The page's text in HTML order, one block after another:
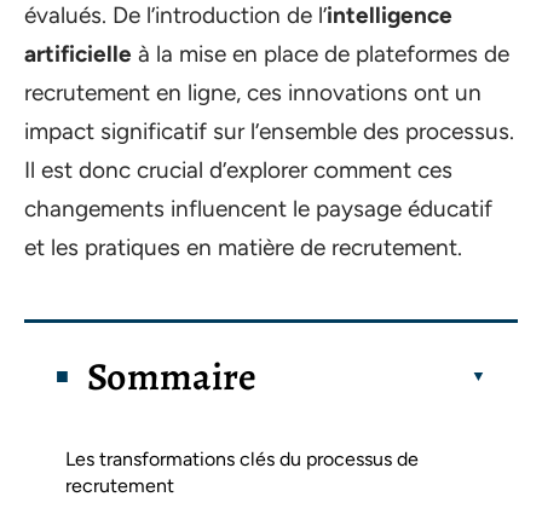
évalués. De l’introduction de l’intelligence
artificielle à la mise en place de plateformes de
recrutement en ligne, ces innovations ont un
impact significatif sur l’ensemble des processus.
Il est donc crucial d’explorer comment ces
changements influencent le paysage éducatif
et les pratiques en matière de recrutement.
Sommaire
Les transformations clés du processus de
recrutement